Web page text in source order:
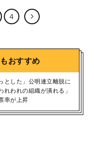
4
おすすめ
とした」公明連立離脱に
われの組織が潰れる」
率が上昇